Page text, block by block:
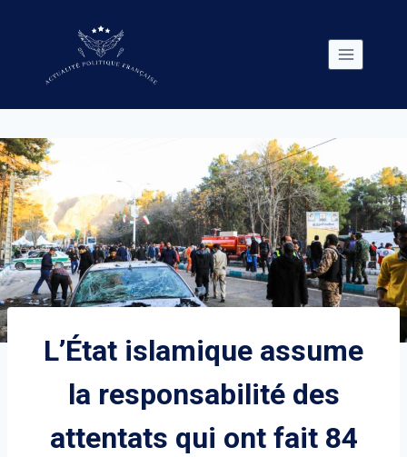
L’État islamique assume
la responsabilité des
attentats qui ont fait 84